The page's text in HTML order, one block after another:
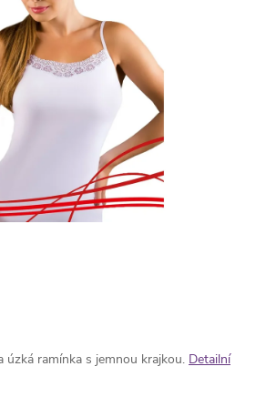
úzká ramínka s jemnou krajkou. Detailní